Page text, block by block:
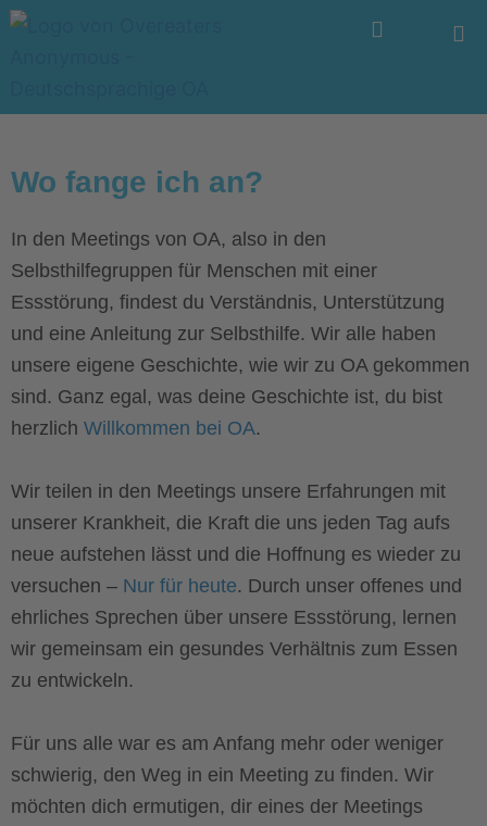
Zum
Menü
Wo fange ich an?
In den Meetings von OA, also in den
Selbsthilfegruppen für Menschen mit einer
Essstörung, findest du Verständnis, Unterstützung
und eine Anleitung zur Selbsthilfe. Wir alle haben
unsere eigene Geschichte, wie wir zu OA gekommen
sind. Ganz egal, was deine Geschichte ist, du bist
herzlich Willkommen bei OA.
Wir teilen in den Meetings unsere Erfahrungen mit
unserer Krankheit, die Kraft die uns jeden Tag aufs
neue aufstehen lässt und die Hoffnung es wieder zu
versuchen – Nur für heute. Durch unser offenes und
ehrliches Sprechen über unsere Essstörung, lernen
wir gemeinsam ein gesundes Verhältnis zum Essen
zu entwickeln.
Für uns alle war es am Anfang mehr oder weniger
schwierig, den Weg in ein Meeting zu finden. Wir
möchten dich ermutigen, dir eines der Meetings